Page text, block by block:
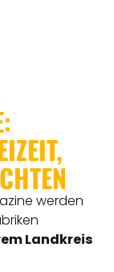
werden
Landkreis